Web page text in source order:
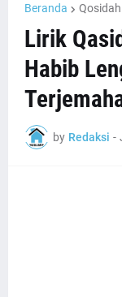
Beranda
Lirik
Habib
by Redaksi -